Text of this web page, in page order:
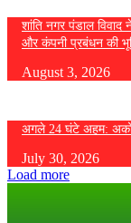
शांति नगर पंडाल
और कंपनी प्रबंधन की
August 3, 2026
अगले 24 घंटे अहम:
July 30, 2026
Load more